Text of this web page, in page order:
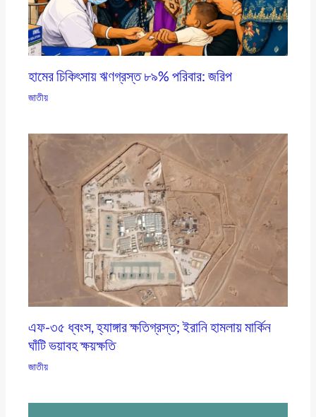
হামের চিকিৎসায় ঋণগ্রস্ত ৮৯% পরিবার: জরিপ
জাতীয়
এফ-৩৫ ধ্বংস, হ্যাঙ্গার ক্ষতিগ্রস্ত; ইরানি হামলায় মার্কিন
ঘাঁটি ভয়াবহ ক্ষয়ক্ষতি
জাতীয়